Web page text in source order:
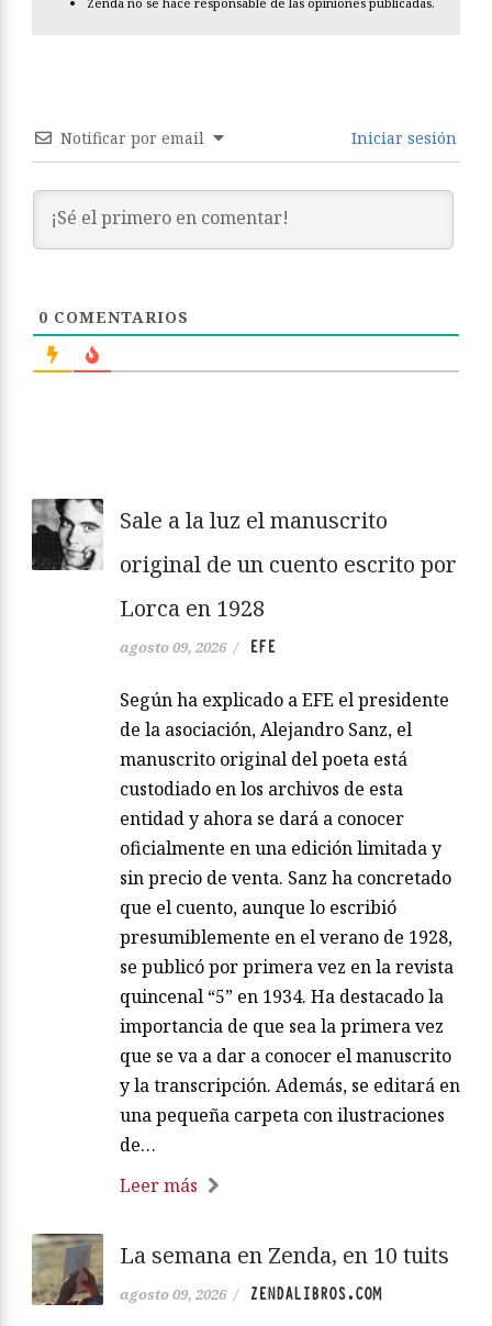
Notificar por email Iniciar sesión
0 COMENTARIOS
Sale a la luz el manuscrito
original de un cuento escrito por
Lorca en 1928
agosto 09, 2026 / EFE
Según ha explicado a EFE el presidente
de la asociación, Alejandro Sanz, el
manuscrito original del poeta está
custodiado en los archivos de esta
entidad y ahora se dará a conocer
oficialmente en una edición limitada y
sin precio de venta. Sanz ha concretado
que el cuento, aunque lo escribió
presumiblemente en el verano de 1928,
se publicó por primera vez en la revista
quincenal “5” en 1934. Ha destacado la
importancia de que sea la primera vez
que se va a dar a conocer el manuscrito
y la transcripción. Además, se editará en
una pequeña carpeta con ilustraciones
de…
Leer más
La semana en Zenda, en 10 tuits
agosto 09, 2026 / ZENDALIBROS.COM